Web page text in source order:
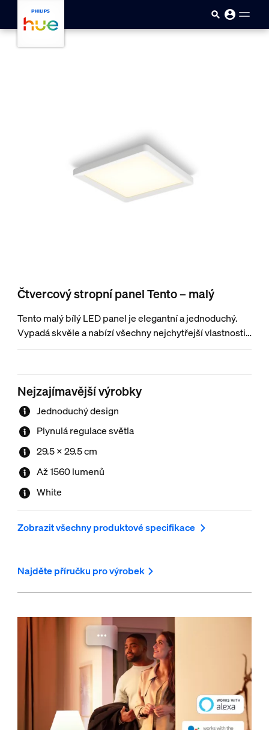
Přejít k hlavnímu obsahu
Čtvercový stropní panel Tento – malý
Tento malý bílý LED panel je elegantní a jednoduchý.
Vypadá skvěle a nabízí všechny nejchytřejší vlastnosti.
Ideální pro skříně, garáže, chodby a řadu dalších
Nejzajímavější výrobky
Jednoduchý design
Plynulá regulace světla
29.5 × 29.5 cm
Až 1560 lumenů
White
Zobrazit všechny produktové specifikace
Najděte příručku pro výrobek